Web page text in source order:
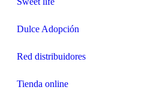
Dulce Adopción
Red distribuidores
Tienda online